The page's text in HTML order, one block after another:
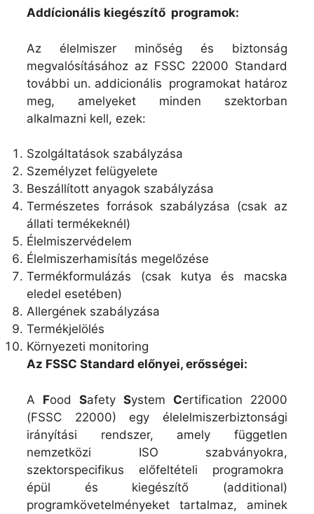
Addícionális kiegészítő programok:
Az élelmiszer minőség és biztonság
megvalósításához az FSSC 22000 Standard
további un. addicionális programokat határoz
meg, amelyeket minden szektorban
alkalmazni kell, ezek:
Szolgáltatások szabályzása
Személyzet felügyelete
Beszállított anyagok szabályzása
Természetes források szabályzása (csak az
állati termékeknél)
Élelmiszervédelem
Élelmiszerhamisítás megelőzése
Termékformulázás (csak kutya és macska
eledel esetében)
Allergének szabályzása
Termékjelölés
Környezeti monitoring
Az FSSC Standard előnyei, erősségei:
A FoodSafety System Certification 22000
(FSSC 22000) egy élelelmiszerbiztonsági
irányítási rendszer, amely független
nemzetközi ISO szabványokra,
szektorspecifikus előfeltételi programokra
épül és kiegészítő (additional)
programkövetelményeket tartalmaz, aminek